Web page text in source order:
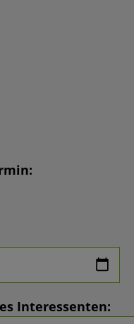
Interessenten: